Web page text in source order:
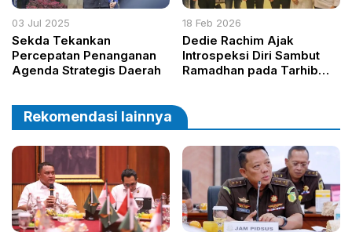
03 Jul 2025
Sekda Tekankan
Percepatan Penanganan
Agenda Strategis Daerah
18 Feb 2026
Dedie Rachim Ajak
Introspeksi Diri Sambut
Ramadhan pada Tarhib
Rekomendasi lainnya